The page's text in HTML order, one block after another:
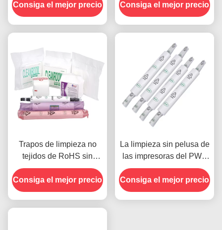
plantilla de SMT para las
impresoras del PWB
Consiga el mejor precio
ODM sin pelusa del OEM
de los nonwovens
Consiga el mejor precio
Trapos de limpieza no
tejidos de RoHS sin
pelusa para las industrias
del semiconductor
Consiga el mejor precio
La limpieza sin pelusa de
las impresoras del PWB
limpia la absorción de
apogeo de la plantilla de
SMT
Consiga el mejor precio